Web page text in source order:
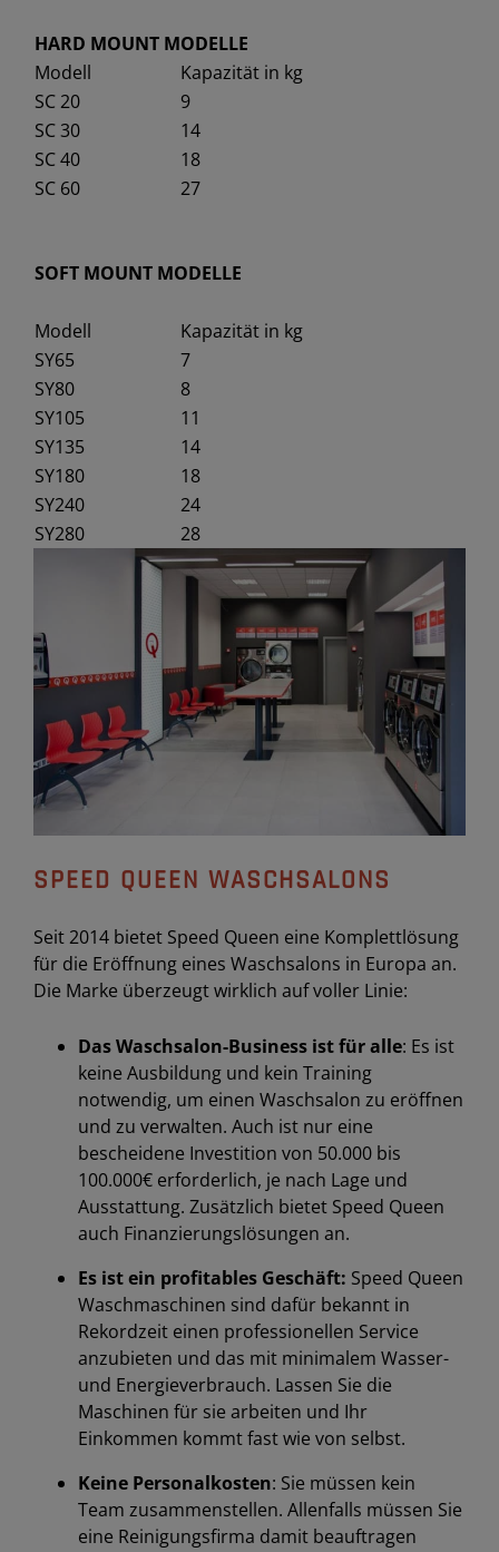
HARD MOUNT MODELLE
Modell
Kapazität in kg
SC 20
9
SC 30
14
SC 40
18
SC 60
27
SOFT MOUNT MODELLE
Modell
Kapazität in kg
SY65
7
SY80
8
SY105
11
SY135
14
SY180
18
SY240
24
SY280
28
SPEED ​​QUEEN WASCHSALONS
Seit 2014 bietet Speed Queen eine Komplettlösung
für die Eröffnung eines Waschsalons in Europa an.
Die Marke überzeugt wirklich auf voller Linie:
Das Waschsalon-Business ist für alle: Es ist
keine Ausbildung und kein Training
notwendig, um einen Waschsalon zu eröffnen
und zu verwalten. Auch ist nur eine
bescheidene Investition von 50.000 bis
100.000€ erforderlich, je nach Lage und
Ausstattung. Zusätzlich bietet Speed Queen
auch Finanzierungslösungen an.
Es ist ein profitables Geschäft: Speed Queen
Waschmaschinen sind dafür bekannt in
Rekordzeit einen professionellen Service
anzubieten und das mit minimalem Wasser-
und Energieverbrauch. Lassen Sie die
Maschinen für sie arbeiten und Ihr
Einkommen kommt fast wie von selbst.
Keine Personalkosten: Sie müssen kein
Team zusammenstellen. Allenfalls müssen Sie
eine Reinigungsfirma damit beauftragen